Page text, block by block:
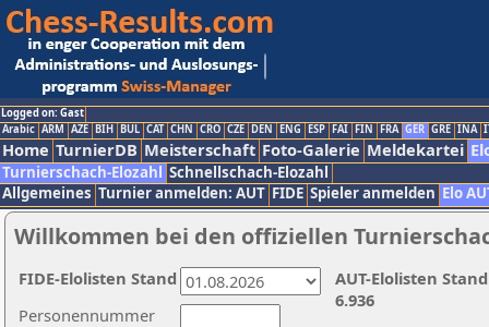
Logged on: Gast
Arabic ARM AZE BIH BUL CAT CHN CRO CZE DEN ENG ESP FAI FIN FRA GER GRE INA
Home TurnierDB Meisterschaft Foto-Galerie Meldekartei
Turnierschach-Elozahl Schnellschach-Elozahl
Allgemeines Turnier anmelden: AUT FIDE Spieler anmelden Elo
Willkommen bei den offiziellen
Personennummer
AUT-Elolisten
6.936
FIDE-Elolisten Stand